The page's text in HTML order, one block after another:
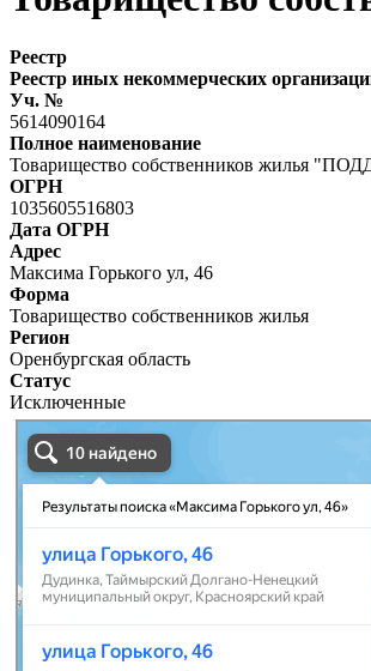
Реестр
Реестр иных некоммерческих
Уч. №
5614090164
Полное наименование
Товарищество собственников жилья
ОГРН
1035605516803
Дата ОГРН
Адрес
Максима Горького ул, 46
Форма
Товарищество собственников жилья
Регион
Оренбургская область
Статус
Исключенные